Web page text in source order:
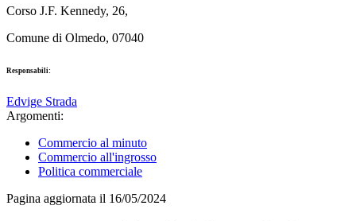
Corso J.F. Kennedy, 26,
Comune di Olmedo, 07040
Responsabili:
Edvige Strada
Argomenti:
Commercio al minuto
Commercio all'ingrosso
Politica commerciale
Pagina aggiornata il 16/05/2024